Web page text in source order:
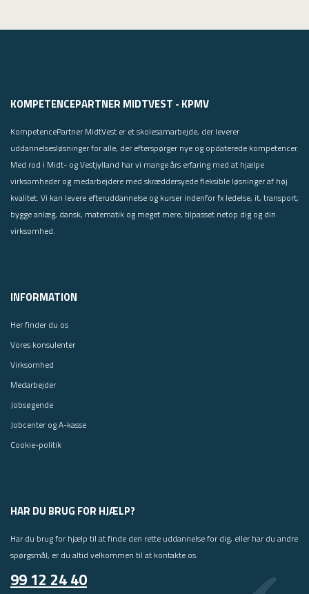
KOMPETENCEPARTNER MIDTVEST - KPMV
KompetencePartner MidtVest er et skolesamarbejde, der leverer
uddannelsesløsninger for alle, der efterspørger nye og opdaterede kompetencer.
Med rod i Midt- og Vestjylland har vi mange års erfaring med at hjælpe
virksomheder og medarbejdere med skræddersyede fleksible løsninger af høj
kvalitet. Vi kan levere efteruddannelse og kurser indenfor fx ledelse, it, transport,
bygge anlæg, dansk, matematik og meget mere, tilpasset netop dig og din
virksomhed.
INFORMATION
Her finder du os
Vores konsulenter
Virksomhed
Medarbejder
Jobsøgende
Jobcenter og A-kasse
Cookie-politik
HAR DU BRUG FOR HJÆLP?
Har du brug for hjælp til at finde den rette uddannelse for dig, eller har du andre
spørgsmål, er du altid velkommen til at kontakte os.
99 12 24 40